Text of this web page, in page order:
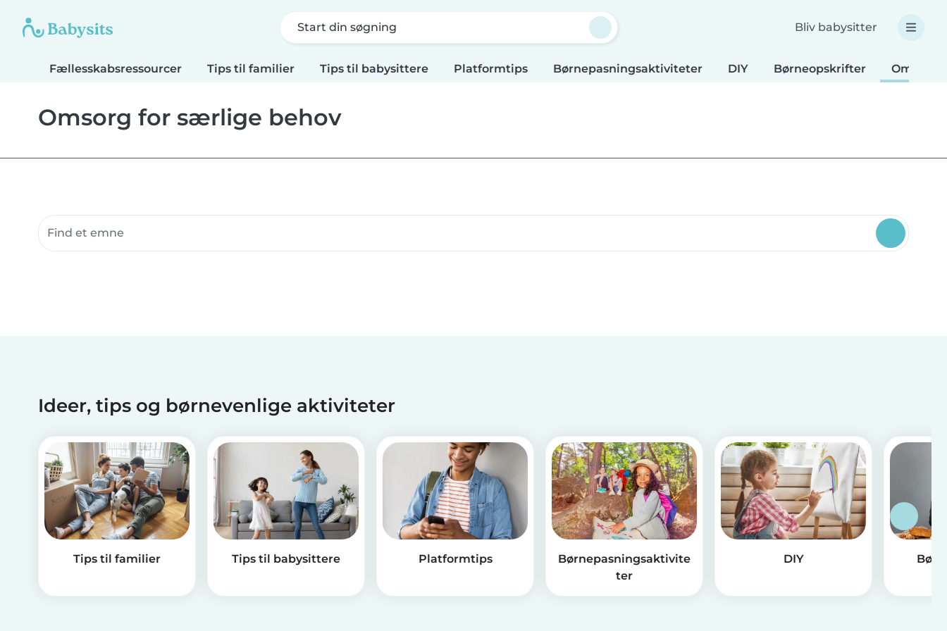
Start din søgning Bliv babysitter
Fællesskabsressourcer Tips til familier Tips til babysittere Platformtips Børnepasningsaktiviteter DIY Børneopskrifter Omsorg
Omsorg for særlige behov
Søg fællesskabsressourcer
Ideer, tips og børnevenlige aktiviteter
Tips til familier Tips til babysittere Platformtips
Børnepasningsaktivite
ter
DIY